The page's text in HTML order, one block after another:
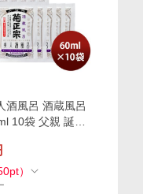
酒風呂 酒蔵風呂
10袋 父親 誕生
見舞い
pt）